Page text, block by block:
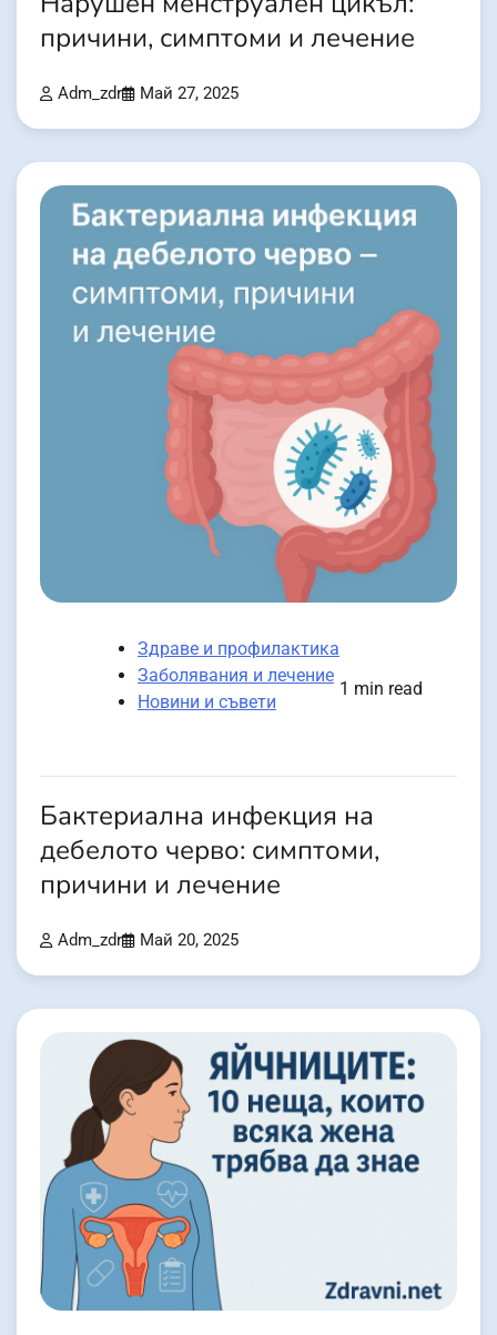
причини, симптоми и лечение
Adm_zdr Май 27, 2025
Здраве и профилактика
Заболявания и лечение
Новини и съвети
1 min read
Бактериална инфекция на
дебелото черво: симптоми,
причини и лечение
Adm_zdr Май 20, 2025